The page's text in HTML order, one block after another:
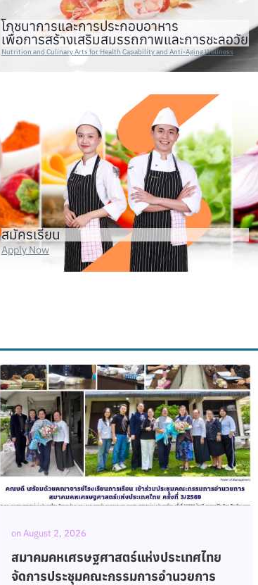
โภชนาการและการประกอบอาหาร
เพื่อการสร้างเสริมสมรรถภาพและการชะลอวัย
Nutrition and Culinary Arts for Health Capability and Anti-Aging Wellness
สมัครเรียน
Apply Now
onJuly 24, 2026
โรงเรียนการเรือน มหาวิทยาลัยสวนดุสิต จัด
กิจกรรม Clubhouse ภายใต้หัวข้อ